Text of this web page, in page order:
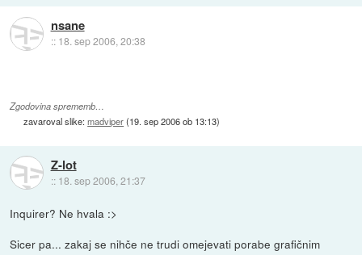
nsane
:: 18. sep 2006, 20:38
Zgodovina sprememb…
zavaroval slike:madviper(19. sep 2006 ob 13:13)
Z-lot
:: 18. sep 2006, 21:37
Inquirer? Ne hvala :>
Sicer pa... zakaj se nihče ne trudi omejevati porabe grafičnim